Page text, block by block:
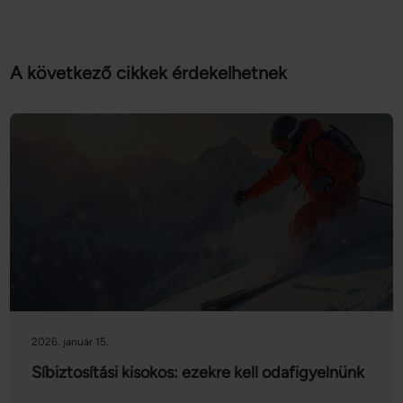
A következő cikkek érdekelhetnek
2026. január 15.
Síbiztosítási kisokos: ezekre kell odafigyelnünk